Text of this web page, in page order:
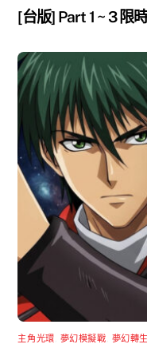
[台版] Part 1 ~ 3 限
主角光環 夢幻模擬戰 夢幻轉生